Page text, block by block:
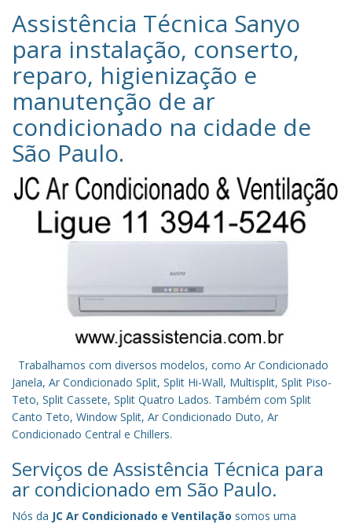
Assistência Técnica Sanyo‎
para instalação, conserto,
reparo, higienização e
manutenção de ar
condicionado na cidade de
São Paulo.
Trabalhamos com diversos modelos, como Ar Condicionado
Janela, Ar Condicionado Split, Split Hi-Wall, Multisplit, Split Piso-
Teto, Split Cassete, Split Quatro Lados. Também com Split
Canto Teto, Window Split, Ar Condicionado Duto, Ar
Condicionado Central e Chillers.
Serviços de Assistência Técnica para
ar condicionado em São Paulo.
Nós da JC Ar Condicionado e Ventilação somos uma